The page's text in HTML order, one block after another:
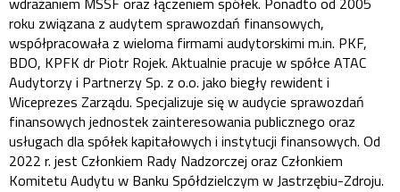
roku związana z audytem sprawozdań finansowych,
współpracowała z wieloma firmami audytorskimi m.in. PKF,
BDO, KPFK dr Piotr Rojek. Aktualnie pracuje w spółce ATAC
Audytorzy i Partnerzy Sp. z o.o. jako biegły rewident i
Wiceprezes Zarządu. Specjalizuje się w audycie sprawozdań
finansowych jednostek zainteresowania publicznego oraz
usługach dla spółek kapitałowych i instytucji finansowych. Od
2022 r. jest Członkiem Rady Nadzorczej oraz Członkiem
Komitetu Audytu w Banku Spółdzielczym w Jastrzębiu-Zdroju.